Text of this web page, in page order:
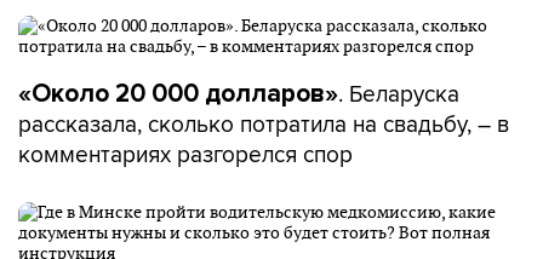
«Около 20 000 долларов». Беларуска
рассказала, сколько потратила на свадьбу, – в
комментариях разгорелся спор